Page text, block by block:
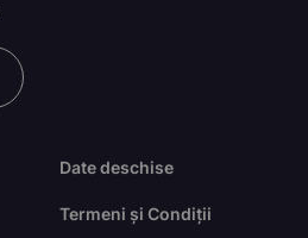
Date deschise
Termeni și Condiții